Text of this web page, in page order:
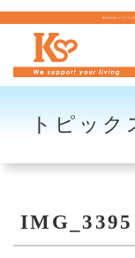
株式会社KSサービス｜
トピック
IMG_3395